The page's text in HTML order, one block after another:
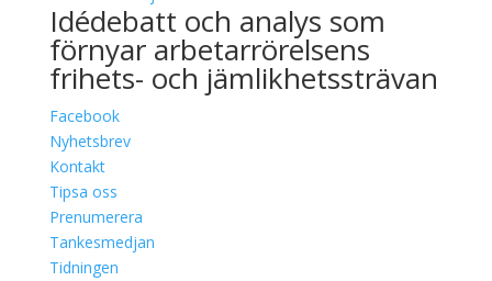
Idédebatt och analys som
förnyar arbetarrörelsens
frihets- och jämlikhetssträvan
Facebook
Nyhetsbrev
Kontakt
Tipsa oss
Prenumerera
Tankesmedjan
Tidningen